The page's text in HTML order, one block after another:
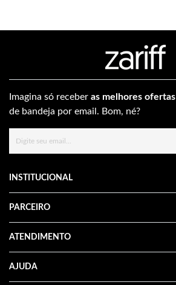
Imagina só receber as melhores ofertas
de bandeja por email. Bom, né?
INSTITUCIONAL
PARCEIRO
ATENDIMENTO
AJUDA